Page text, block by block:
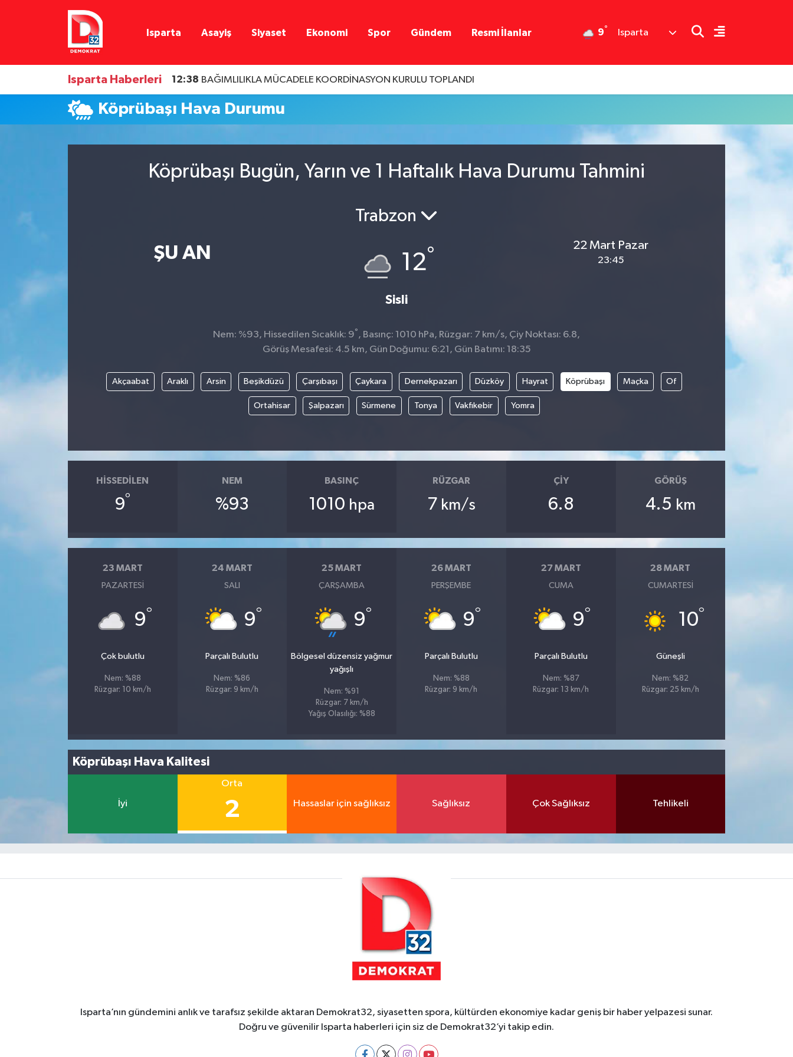
Isparta Asayiş Siyaset Ekonomi Spor Gündem Resmi İlanlar 9° Isparta
Isparta Haberleri 12:38 BAĞIMLILIKLA MÜCADELE KOORDİNASYON KURULU TOPLANDI
Köprübaşı Hava Durumu
Köprübaşı Bugün, Yarın ve 1 Haftalık Hava Durumu Tahmini
ŞU AN
Trabzon
12°
Sisli
22 Mart Pazar
23:45
Nem: %93, Hissedilen Sıcaklık: 9°, Basınç: 1010 hPa, Rüzgar: 7 km/s, Çiy Noktası: 6.8,
Görüş Mesafesi: 4.5 km, Gün Doğumu: 6:21, Gün Batımı: 18:35
Akçaabat Araklı Arsin Beşikdüzü Çarşıbaşı Çaykara Dernekpazarı Düzköy Hayrat Köprübaşı Maçka Of
Ortahisar Şalpazarı Sürmene Tonya Vakfıkebir Yomra
HISSEDILEN
9°
NEM
%93
BASINÇ
1010 hpa
RÜZGAR
7 km/s
ÇIY
6.8
GÖRÜŞ
4.5 km
23 MART
PAZARTESI
9°
Çok bulutlu
Nem: %88
Rüzgar: 10 km/h
24 MART
SALI
9°
Parçalı Bulutlu
Nem: %86
Rüzgar: 9 km/h
25 MART
ÇARŞAMBA
9°
Bölgesel düzensiz yağmur
yağışlı
Nem: %91
Rüzgar: 7 km/h
Yağış Olasılığı: %88
26 MART
PERŞEMBE
9°
Parçalı Bulutlu
Nem: %88
Rüzgar: 9 km/h
27 MART
CUMA
9°
Parçalı Bulutlu
Nem: %87
Rüzgar: 13 km/h
28 MART
CUMARTESI
10°
Güneşli
Nem: %82
Rüzgar: 25 km/h
Köprübaşı Hava Kalitesi
İyi
Orta
2 Hassaslar için sağlıksız Sağlıksız Çok Sağlıksız Tehlikeli
Isparta’nın gündemini anlık ve tarafsız şekilde aktaran Demokrat32, siyasetten spora, kültürden ekonomiye kadar geniş bir haber yelpazesi sunar.
Doğru ve güvenilir Isparta haberleri için siz de Demokrat32’yi takip edin.
Isparta Nöbetçi Eczaneler
Isparta Hava Durumu
Isparta Namaz Vakitleri
Süper Lig Puan Durumu ve Fikstür